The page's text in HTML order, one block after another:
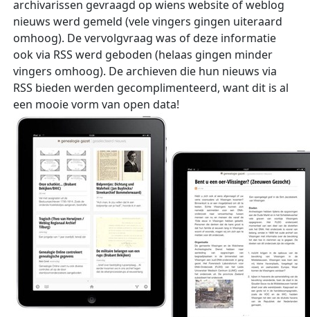
archivarissen gevraagd op wiens website of weblog
nieuws werd gemeld (vele vingers gingen uiteraard
omhoog). De vervolgvraag was of deze informatie
ook via RSS werd geboden (helaas gingen minder
vingers omhoog). De archieven die hun nieuws via
RSS bieden werden gecomplimenteerd, want dit is al
een mooie vorm van open data!